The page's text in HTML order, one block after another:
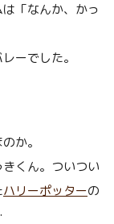
「なんか、かっ
ーでした。
か。
くん。ついつい
ハリーポッターの